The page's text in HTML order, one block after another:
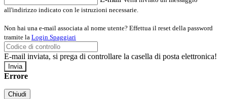
all'indirizzo indicato con le istruzioni necessarie.
Non hai una e-mail associata al nome utente? Effettua il reset della password
tramite la Login Spaggiari
E-mail inviata, si prega di controllare la casella di posta elettronica!
Errore
Chiudi